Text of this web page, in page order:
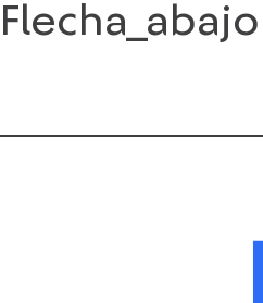
Saltar
alFlecha_abajo